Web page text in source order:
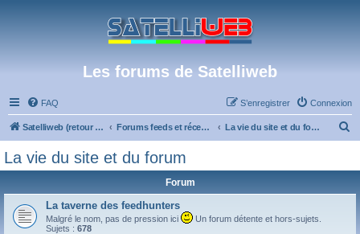
Les forums de Satelliweb
FAQ Connexion
S’enregistrer
Satelliweb (retour vers le site) Forums feeds et réception TV numérique La vie du site et du forum
La vie du site et du forum
Forum
La taverne des feedhunters
Malgré le nom, pas de pression ici
Un forum détente et hors-sujets.
Sujets : 678